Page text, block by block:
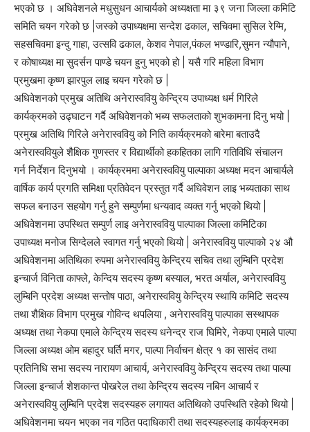
भएको छ । अधिवेशनले मधुसुधन आचार्यको अध्यक्षता मा ३९ जना जिल्ला कमिटि
समिति चयन गरेको छ |जस्को उपाध्यक्षमा सन्देश ढकाल, सचिवमा सुसिल रेग्मि,
सहसचिवमा इन्दु गाहा, उत्सवि ढकाल, केशव नेपाल,पंकल भण्डारि,सुमन न्यौपाने,
र कोषाध्यक्ष मा सुदर्सन पाण्डे चयन हुनु भएको हो | यसै गरि महिला विभाग
प्रमुखमा कृष्ण झारपुल लाइ चयन गरेको छ |
अधिवेशनको प्रमुख अतिथि अनेरास्ववियु केन्द्रिय उपाध्यक्ष धर्म गिरिले
कार्यक्रमको उढ्घाटन गर्दै अधिवेशनको भब्य सफलताको शुभकामना दिनु भयो |
प्रमुख अतिथि गिरिले अनेरास्ववियु को निति कार्यक्रमको बारेमा बताउदै
अनेरास्ववियुले शैक्षिक गुणस्तर र विद्यार्थीको हकहितका लागि गतिविधि संचालन
गर्न निर्देशन दिनुभयो । कार्यक्रममा अनेरास्ववियु पाल्पाका अध्यक्ष मदन आचार्यले
वार्षिक कार्य प्रगति समिक्षा प्रतिवेदन प्रस्तुत गर्दै अधिवेशन लाइ भब्यताका साथ
सफल बनाउन सहयोग गर्नु हुने सम्पुर्णमा धन्यवाद व्यक्त गर्नु भएको थियो |
अधिवेशनमा उपस्थित सम्पुर्ण लाइ अनेरास्ववियु पाल्पाका जिल्ला कमिटिका
उपाध्यक्ष मनोज सिग्देलले स्वागत गर्नु भएको थियो | अनेरास्ववियु पाल्पाको २४ औ
अधिवेशनमा अतिथिका रुपमा अनेरास्ववियु केन्द्रिय सचिव तथा लुम्बिनि प्रदेश
इन्चार्ज विनिता काफ्ले, केन्दिय सदस्य कृष्ण बस्याल, भरत अर्याल, अनेरास्ववियु
लुम्बिनि प्रदेश अध्यक्ष सन्तोष पाठा, अनेरास्ववियु केन्द्रिय स्थायि कमिटि सदस्य
तथा शैक्षिक विभाग प्रमुख गोविन्द थपलिया , अनेरास्ववियु पाल्पाका सस्थापक
अध्यक्ष तथा नेकपा एमाले केन्द्रिय सदस्य धनेन्द्र राज घिमिरे, नेकपा एमाले पाल्पा
जिल्ला अध्यक्ष ओम बहादुर घर्ति मगर, पाल्पा निर्वाचन क्षेत्र १ का सासंद तथा
प्रतिनिधि सभा सदस्य नारायण आचार्य, अनेरास्ववियु केन्द्रिय सदस्य तथा पाल्पा
जिल्ला इन्चार्ज शेशकान्त पोखरेल तथा केन्द्रिय सदस्य नबिन आचार्य र
अनेरास्ववियु लुम्बिनि प्रदेश सदस्यहरु लगायत अतिथिको उपस्थिति रहेको थियो |
अधिवेशनमा चयन भएका नव गठित पदाधिकारी तथा सदस्यहरुलाइ कार्यक्रमका